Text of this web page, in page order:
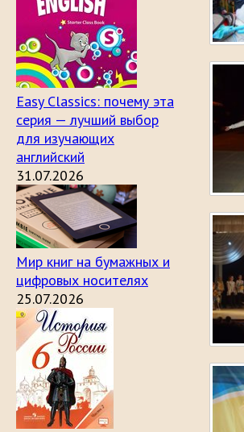
Easy Classics: почему эта
серия — лучший выбор
для изучающих
английский
31.07.2026
Мир книг на бумажных и
цифровых носителях
25.07.2026